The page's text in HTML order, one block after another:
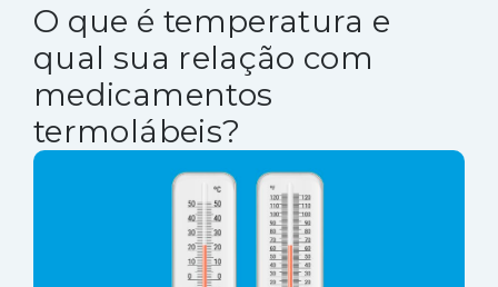
O que é temperatura e
qual sua relação com
medicamentos
termolábeis?